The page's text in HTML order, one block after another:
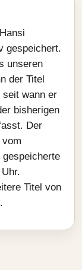
gespeichert.
unseren
der Titel
wann er
bisherigen
Der
Titel von